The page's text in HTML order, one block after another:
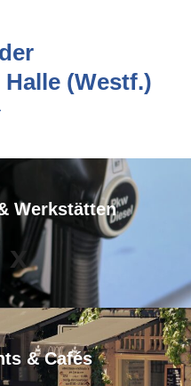
(Westf.)
Werkstätten
x
& Cafés